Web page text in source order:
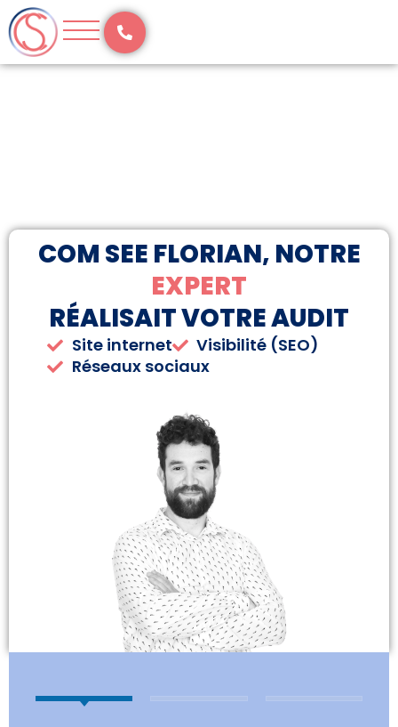
Aller
au
contenu
COM SEE FLORIAN, NOTRE
EXPERT
RÉALISAIT VOTRE AUDIT
Site internet
Visibilité (SEO)
Réseaux sociaux